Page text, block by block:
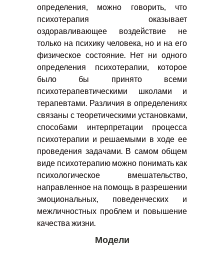
определения, можно говорить, что
психотерапия оказывает
оздоравливающее воздействие не
только на психику человека, но и на его
физическое состояние. Нет ни одного
определения психотерапии, которое
было бы принято всеми
психотерапевтическими школами и
терапевтами. Различия в определениях
связаны с теоретическими установками,
способами интерпретации процесса
психотерапии и решаемыми в ходе ее
проведения задачами. В самом общем
виде психотерапию можно понимать как
психологическое вмешательство,
направленное на помощь в разрешении
эмоциональных, поведенческих и
межличностных проблем и повышение
качества жизни.
Модели